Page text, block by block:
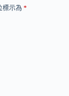
標示為 *